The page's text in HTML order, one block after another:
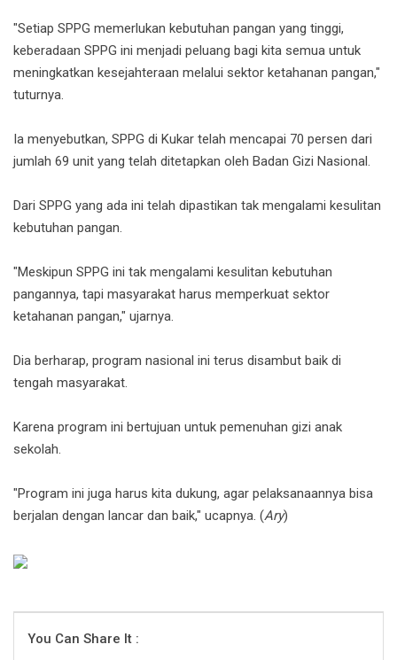
"Setiap SPPG memerlukan kebutuhan pangan yang tinggi,
keberadaan SPPG ini menjadi peluang bagi kita semua untuk
meningkatkan kesejahteraan melalui sektor ketahanan pangan,"
tuturnya.
Ia menyebutkan, SPPG di Kukar telah mencapai 70 persen dari
jumlah 69 unit yang telah ditetapkan oleh Badan Gizi Nasional.
Dari SPPG yang ada ini telah dipastikan tak mengalami kesulitan
kebutuhan pangan.
"Meskipun SPPG ini tak mengalami kesulitan kebutuhan
pangannya, tapi masyarakat harus memperkuat sektor
ketahanan pangan," ujarnya.
Dia berharap, program nasional ini terus disambut baik di
tengah masyarakat.
Karena program ini bertujuan untuk pemenuhan gizi anak
sekolah.
"Program ini juga harus kita dukung, agar pelaksanaannya bisa
berjalan dengan lancar dan baik," ucapnya. (Ary)
You Can Share It :